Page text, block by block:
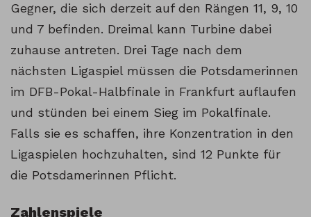
Gegner, die sich derzeit auf den Rängen 11, 9, 10
und 7 befinden. Dreimal kann Turbine dabei
zuhause antreten. Drei Tage nach dem
nächsten Ligaspiel müssen die Potsdamerinnen
im DFB-Pokal-Halbfinale in Frankfurt auflaufen
und stünden bei einem Sieg im Pokalfinale.
Falls sie es schaffen, ihre Konzentration in den
Ligaspielen hochzuhalten, sind 12 Punkte für
die Potsdamerinnen Pflicht.
Zahlenspiele